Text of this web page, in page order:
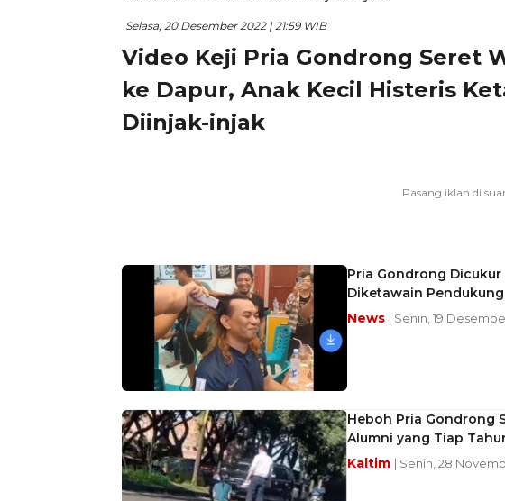
Selasa, 20 Desember 2022 | 21:59 WIB
Video Keji Pria Gondrong Seret
ke Dapur, Anak Kecil Histeris
Diinjak-injak
Pria Gondrong Dicukur
Diketawain
News | Senin, 19
Heboh Pria Gondrong
Alumni yang Tiap
Kaltim | Senin, 28